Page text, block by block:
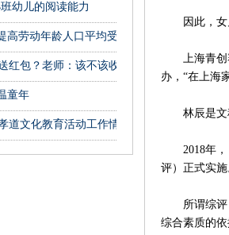
幼儿的阅读能力
高劳动年龄人口平均受教育年限
红包？老师：该不该收？该咋拒绝？纠结
童年
道文化教育活动工作情况汇报
因此，女儿
上海青创赛
办，“在上海
林辰是文科
2018年，
评）正式实施
所谓综评，
综合素质的